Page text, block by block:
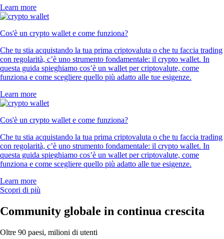
Learn more
Cos'è un crypto wallet e come funziona?
Che tu stia acquistando la tua prima criptovaluta o che tu faccia trading
con regolarità, c’è uno strumento fondamentale: il crypto wallet. In
questa guida spieghiamo cos’è un wallet per criptovalute, come
funziona e come scegliere quello più adatto alle tue esigenze.
Learn more
Cos'è un crypto wallet e come funziona?
Che tu stia acquistando la tua prima criptovaluta o che tu faccia trading
con regolarità, c’è uno strumento fondamentale: il crypto wallet. In
questa guida spieghiamo cos’è un wallet per criptovalute, come
funziona e come scegliere quello più adatto alle tue esigenze.
Learn more
Scopri di più
Community globale in continua crescita
Oltre 90 paesi, milioni di utenti